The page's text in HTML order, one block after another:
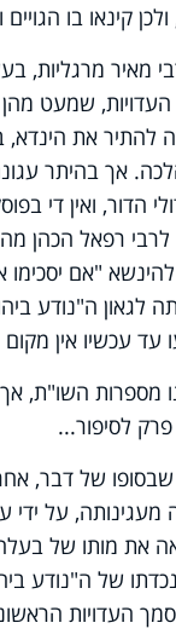
קינאו בו הגויים
מאיר מרגליות,
שמעט מהן
להתיר את הינדא,
אך בהיתר
הדור, ואין די
רפאל הכהן
"אם יסכימו
לגאון ה"נודע
עד עכשיו אין
מספרות השו"ת,
לסיפור...
שבסופו של דבר,
מעגינותה, על ידי
את מותו של
של ה"נודע
העדויות